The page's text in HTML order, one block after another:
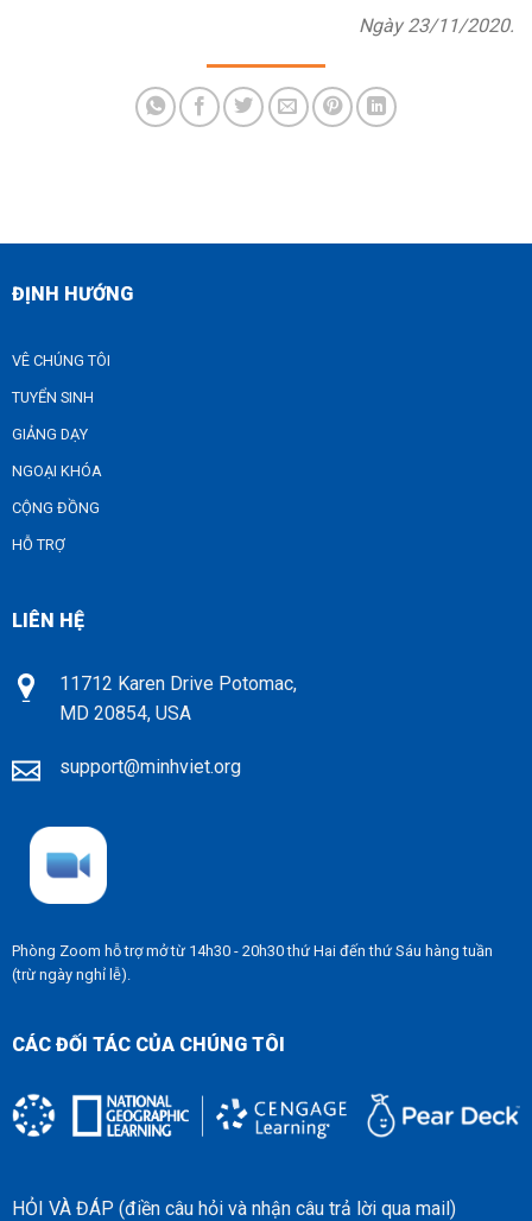
Ngày 23/11/2020.
ĐỊNH HƯỚNG
VÊ CHÚNG TÔI
TUYỂN SINH
GIẢNG DẠY
NGOẠI KHÓA
CỘNG ĐỒNG
HỖ TRỢ
LIÊN HỆ
11712 Karen Drive Potomac,
MD 20854, USA
support@minhviet.org
Phòng Zoom hỗ trợmở từ 14h30 - 20h30 thứ Hai đến thứ Sáu hàng tuần
(trừ ngày nghỉ lễ).
CÁC ĐỐI TÁC CỦA CHÚNG TÔI
HỎI VÀ ĐÁP (điền câu hỏi và nhận câu trả lời qua mail)